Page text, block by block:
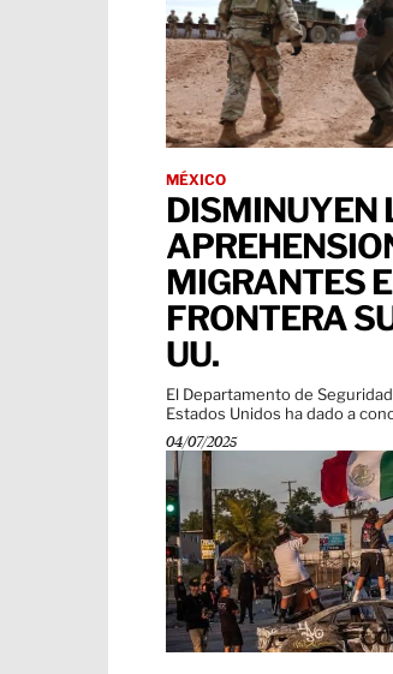
MÉXICO
DISMINUYEN
MIGRANTES
FRONTERA
UU.
El Departamento de
Estados Unidos ha dado a
04/07/2025